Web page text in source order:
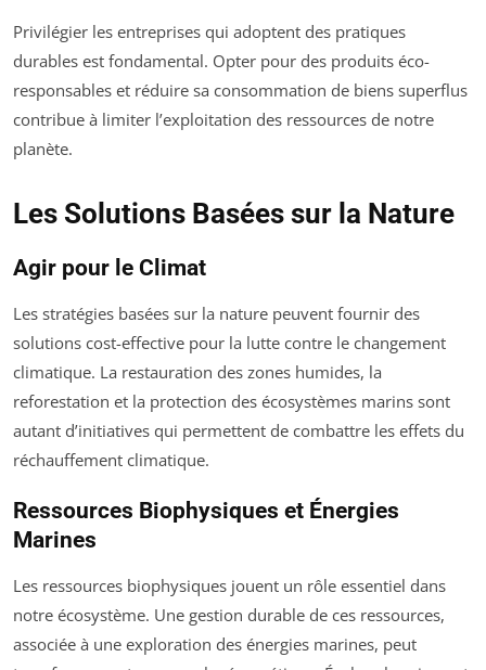
Privilégier les entreprises qui adoptent des pratiques
durables est fondamental. Opter pour des produits éco-
responsables et réduire sa consommation de biens superflus
contribue à limiter l’exploitation des ressources de notre
planète.
Les Solutions Basées sur la Nature
Agir pour le Climat
Les stratégies basées sur la nature peuvent fournir des
solutions cost-effective pour la lutte contre le changement
climatique. La restauration des zones humides, la
reforestation et la protection des écosystèmes marins sont
autant d’initiatives qui permettent de combattre les effets du
réchauffement climatique.
Ressources Biophysiques et Énergies
Marines
Les ressources biophysiques jouent un rôle essentiel dans
notre écosystème. Une gestion durable de ces ressources,
associée à une exploration des énergies marines, peut